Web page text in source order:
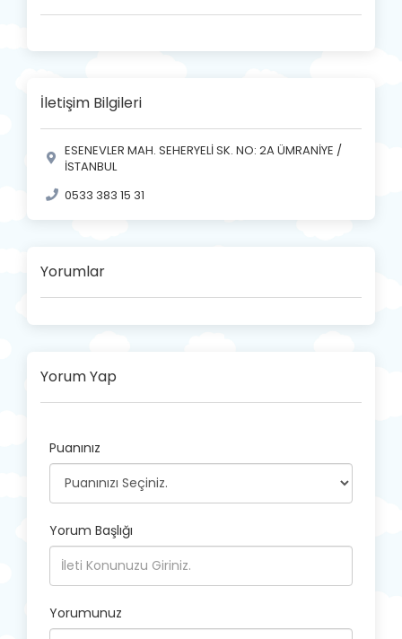
İletişim Bilgileri
ESENEVLER MAH. SEHERYELİ SK. NO: 2A ÜMRANİYE /
İSTANBUL
0533 383 15 31
Yorumlar
Yorum Yap
Puanınız
Yorum Başlığı
Yorumunuz